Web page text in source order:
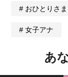
おひとりさま
女子アナ
あ